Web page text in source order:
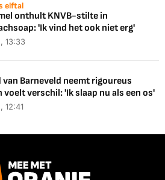
elftal
onthult KNVB-stilte in
'Ik vind het ook niet erg'
13:33
van Barneveld neemt rigoureus
voelt verschil: 'Ik slaap nu als een os'
12:41